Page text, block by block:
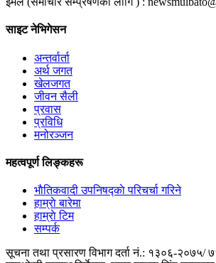
साइट नेभिगेसन
अन्तर्वार्ता
अर्थ जगत
खेलजगत
जीवन सैली
प्रवास
प्रविधि
मनोरञ्जन
महत्वपूर्ण लिङ्कहरू
भाैतिकवादी उपनिषद्काे परिचर्चा गरिने
हाम्राे बारेमा
हाम्राे टिम
सम्पर्क
सूचना तथा प्रसारण विभाग दर्ता नं.: १३०६-२०७५/